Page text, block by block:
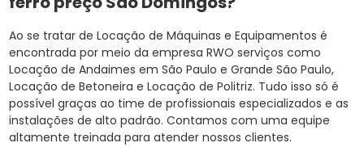
Ao se tratar de Locação de Máquinas e Equipamentos é
encontrada por meio da empresa RWO serviços como
Locação de Andaimes em São Paulo e Grande São Paulo,
Locação de Betoneira e Locação de Politriz. Tudo isso só é
possível graças ao time de profissionais especializados e as
instalações de alto padrão. Contamos com uma equipe
altamente treinada para atender nossos clientes.